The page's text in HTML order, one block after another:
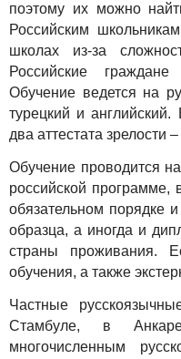
поэтому их можно
Российским
школах из-за
Российские
Обучение ведется на
турецкий и
два аттестата зрелости
Обучение проводится
российской
обязательном порядке и
образца, а иногда и
страны проживания.
обучения, а также
Частные
Стамбуле, в
многочисленным